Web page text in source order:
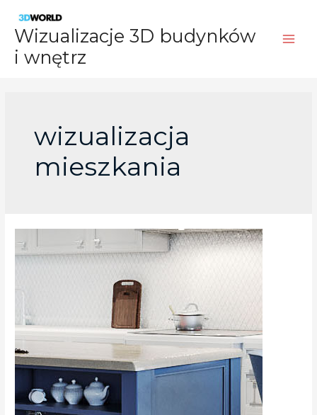
content
Wizualizacje 3D budynków
i wnętrz
wizualizacja
mieszkania
kuchni